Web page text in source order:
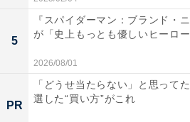
す。家族の絆が崩壊していく中
し、陰で支えてくれていた弥栄
罪。そうこうしているうちに時効
は三田園の差し金でとうに銀行
5
『スパイダーマン：ブランド・
が「史上もっとも優しいヒーロ
2026/08/01
PR
「どうせ当たらない」と思って
選した“買い方”がこれ